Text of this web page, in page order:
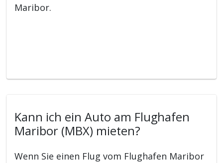
Maribor.
Kann ich ein Auto am Flughafen
Maribor (MBX) mieten?
Wenn Sie einen Flug vom Flughafen Maribor